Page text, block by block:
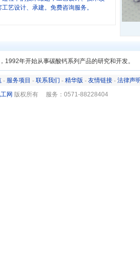
艺设计、承建。免费咨询服务。
年开始从事碳酸钙系列产品的研究和开发。
- 服务项目 - 联系我们 - 精华版 - 友情链接 - 法律声
网 版权所有 服务：0571-88228404